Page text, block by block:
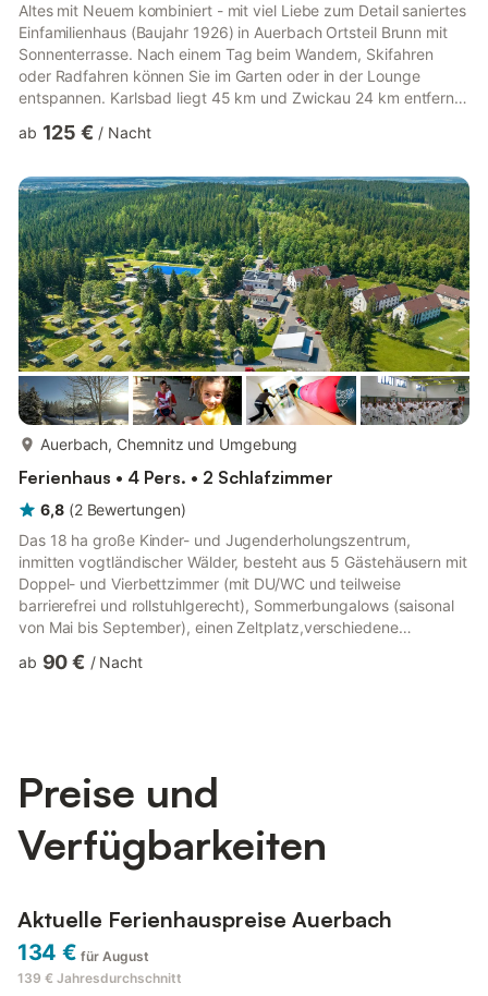
Altes mit Neuem kombiniert - mit viel Liebe zum Detail saniertes
Einfamilienhaus (Baujahr 1926) in Auerbach Ortsteil Brunn mit
Sonnenterrasse. Nach einem Tag beim Wandern, Skifahren
oder Radfahren können Sie im Garten oder in der Lounge
entspannen. Karlsbad liegt 45 km und Zwickau 24 km entfernt,
Sie bei uns Ihre Auszeit zu Zweit oder in Familie - komfortables
Apartment für 2 Personen genutzt werden (ca. 90m²) und
verfügt über einen großzügigen Wohnbereich mit Sitzecke, TV,
Es...
ab 125 € / Nacht
Auerbach, Chemnitz und Umgebung
Ferienhaus • 4 Pers. • 2 Schlafzimmer
6,8 (2 Bewertungen)
Das 18 ha große Kinder- und Jugenderholungszentrum,
inmitten vogtländischer Wälder, besteht aus 5 Gästehäusern mit
Doppel- und Vierbettzimmer (mit DU/WC und teilweise
barrierefrei und rollstuhlgerecht), Sommerbungalows (saisonal
von Mai bis September), einen Zeltplatz,verschiedene
Familienbungalows (für 4 Personen mit 1 Doppelbett, 1
ab 90 € / Nacht
Preise und
Verfügbarkeiten
Aktuelle Ferienhauspreise Auerbach
134 € für August
139 € Jahresdurchschnitt